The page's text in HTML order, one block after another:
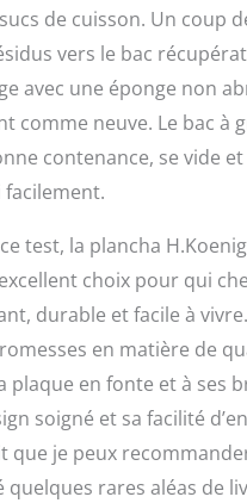
de cuisson. Un coup
vers le bac
avec une éponge non
comme neuve. Le bac à
contenance, se vide et
test, la plancha
choix pour qui
durable et facile à
en matière de
plaque en fonte et à ses
soigné et sa facilité
que je peux
quelques rares aléas de